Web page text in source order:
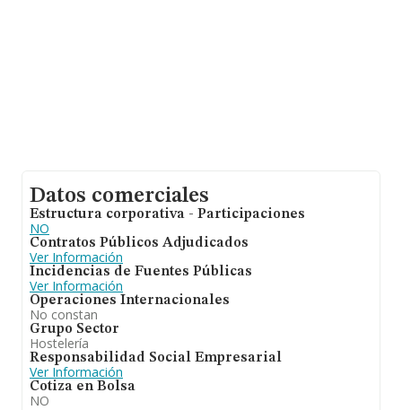
Datos comerciales
Estructura corporativa - Participaciones
NO
Contratos Públicos Adjudicados
Ver Información
Incidencias de Fuentes Públicas
Ver Información
Operaciones Internacionales
No constan
Grupo Sector
Hostelería
Responsabilidad Social Empresarial
Ver Información
Cotiza en Bolsa
NO